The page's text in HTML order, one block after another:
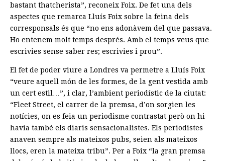
bastant thatcherista”, reconeix Foix. De fet una dels
aspectes que remarca Lluís Foix sobre la feina dels
corresponsals és que “no ens adonàvem del que passava.
Ho entenem molt temps després. Amb el temps veus que
escrivies sense saber res; escrivies i prou”.
El fet de poder viure a Londres va permetre a Lluís Foix
“veure aquell món de les formes, de la gent vestida amb
un cert estil…”, i clar, l’ambient periodístic de la ciutat:
“Fleet Street, el carrer de la premsa, d’on sorgien les
notícies, on es feia un periodisme contrastat però on hi
havia també els diaris sensacionalistes. Els periodistes
anaven sempre als mateixos pubs, seien als mateixos
llocs, eren la mateixa tribu”. Per a Foix “la gran premsa